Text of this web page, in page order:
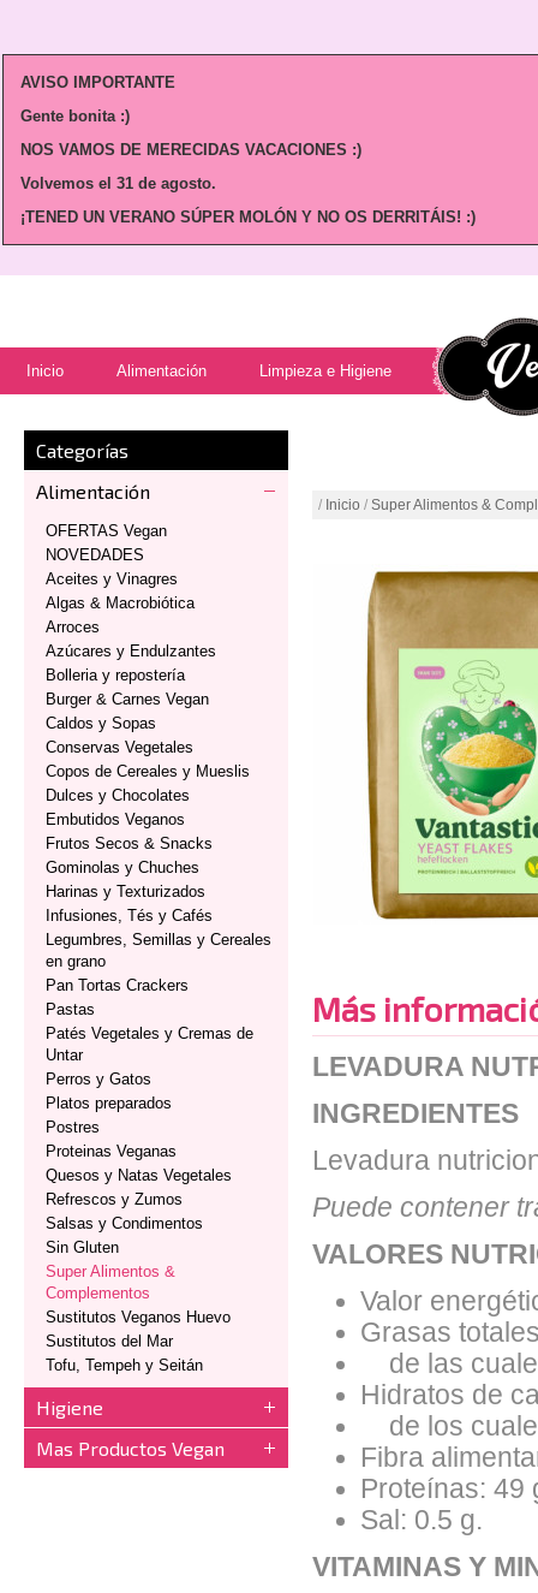
AVISO IMPORTANTE
Gente bonita :)
NOS VAMOS DE MERECIDAS VACACIONES :)
Volvemos el 31 de agosto.
¡TENED UN VERANO SÚPER MOLÓN Y NO OS DERRITÁIS! :)
Inicio Alimentación Limpieza e Higiene
Categorías
Alimentación
OFERTAS Vegan
NOVEDADES
Aceites y Vinagres
Algas & Macrobiótica
Arroces
Azúcares y Endulzantes
Bolleria y repostería
Burger & Carnes Vegan
Caldos y Sopas
Conservas Vegetales
Copos de Cereales y Mueslis
Dulces y Chocolates
Embutidos Veganos
Frutos Secos & Snacks
Gominolas y Chuches
Harinas y Texturizados
Infusiones, Tés y Cafés
Legumbres, Semillas y Cereales
en grano
Pan Tortas Crackers
Pastas
Patés Vegetales y Cremas de
Untar
Perros y Gatos
Platos preparados
Postres
Proteinas Veganas
Quesos y Natas Vegetales
Refrescos y Zumos
Salsas y Condimentos
Sin Gluten
Super Alimentos &
Complementos
Sustitutos Veganos Huevo
Sustitutos del Mar
Tofu, Tempeh y Seitán
Higiene
Mas Productos Vegan
/ Inicio / Super Alimentos &
Más
LEVADURA
INGREDIENTES
Levadura
Puede contener
VALORES
Valor
Grasas
de las
Hidratos de
de los
Fibra
Proteínas: 49
Sal: 0.5 g.
VITAMINAS Y